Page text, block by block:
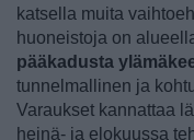
katsella muita
huoneistoja on
pääkadusta
tunnelmallinen ja
Varaukset kannattaa
heinä- ja elokuussa